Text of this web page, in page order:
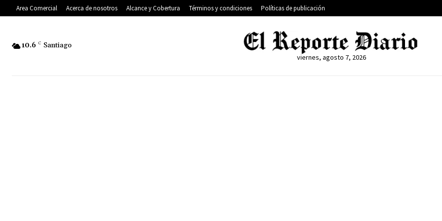
Area Comercial Acerca de nosotros Alcance y Cobertura Términos y condiciones Políticas de publicación
10.6 C Santiago
viernes, agosto 7, 2026